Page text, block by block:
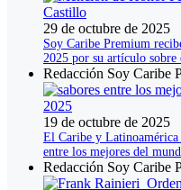
29 de octubre de 2025
Soy Caribe Premium
2025 por su artículo sobre
Redacción Soy Caribe
19 de octubre de 2025
El Caribe y Latinoamérica
entre los mejores del
Redacción Soy Caribe